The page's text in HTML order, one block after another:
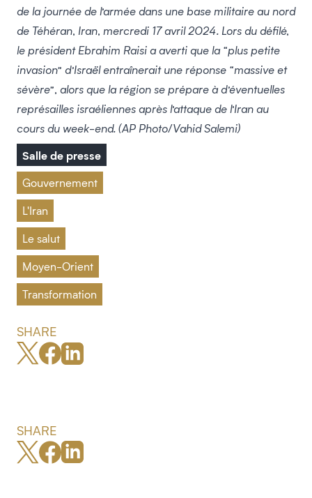
de la journée de l’armée dans une base militaire au nord
de Téhéran, Iran, mercredi 17 avril 2024. Lors du défilé,
le président Ebrahim Raisi a averti que la “plus petite
invasion” d’Israël entraînerait une réponse “massive et
sévère”, alors que la région se prépare à d’éventuelles
représailles israéliennes après l’attaque de l’Iran au
cours du week-end. (AP Photo/Vahid Salemi)
Salle de presse
Gouvernement
L'Iran
Le salut
Moyen-Orient
Transformation
SHARE
SHARE